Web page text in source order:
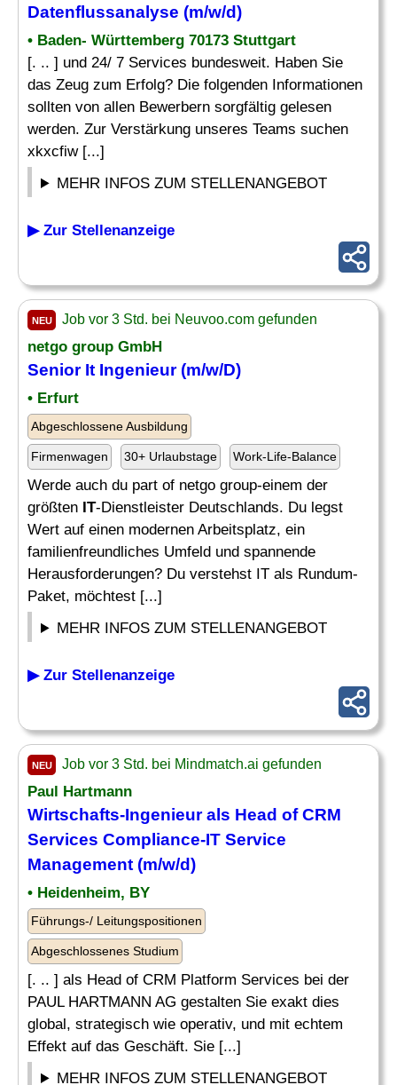
Datenflussanalyse (m/w/d)
• Baden- Württemberg 70173 Stuttgart
[. .. ] und 24/ 7 Services bundesweit. Haben Sie
das Zeug zum Erfolg? Die folgenden Informationen
sollten von allen Bewerbern sorgfältig gelesen
werden. Zur Verstärkung unseres Teams suchen
xkxcfiw [...]
MEHR INFOS ZUM STELLENANGEBOT
▶ Zur Stellenanzeige
NEU Job vor 3 Std. bei Neuvoo.com gefunden
netgo group GmbH
Senior It Ingenieur(m/w/D)
• Erfurt
Abgeschlossene Ausbildung
Firmenwagen 30+ Urlaubstage Work-Life-Balance
Werde auch du part of netgo group-einem der
größten IT-Dienstleister Deutschlands. Du legst
Wert auf einen modernen Arbeitsplatz, ein
familienfreundliches Umfeld und spannende
Herausforderungen? Du verstehst IT als Rundum-
Paket, möchtest [...]
MEHR INFOS ZUM STELLENANGEBOT
▶ Zur Stellenanzeige
NEU Job vor 3 Std. bei Mindmatch.ai gefunden
Paul Hartmann
Wirtschafts-Ingenieurals Head of CRM
Services Compliance-IT Service
Management (m/w/d)
• Heidenheim, BY
Führungs-/ Leitungspositionen
Abgeschlossenes Studium
[. .. ] als Head of CRM Platform Services bei der
PAUL HARTMANN AG gestalten Sie exakt dies
global, strategisch wie operativ, und mit echtem
Effekt auf das Geschäft. Sie [...]
MEHR INFOS ZUM STELLENANGEBOT